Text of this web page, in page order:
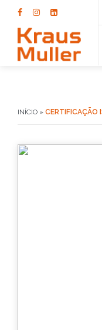
INÍCIO » CERTIFICAÇÃO